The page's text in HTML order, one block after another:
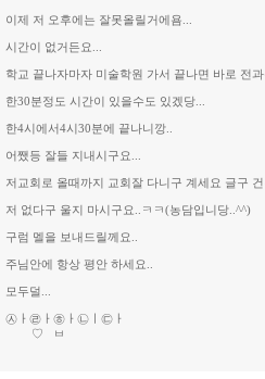
이제 저 오후에는 잘못올릴거에욤...
시간이 없거든요...
학교 끝나자마자 미술학원 가서 끝나면 바로 전
한30분정도 시간이 있을수도 있겠당...
한4시에서4시30분에 끝나니깡..
어쨌등 잘들 지내시구요...
저교회로 올때까지 교회잘 다니구 계세요 글구
저 없다구 울지 마시구요..ㅋㅋ(농담입니당..^^)
구럼 멜을 보내드릴께요..
주님안에 항상 평안 하세요..
모두덜...
㉦ㅏ㉣ㅏ㉭ㅏ㉡ㅣ㉢ㅏ
♡ ㅂ